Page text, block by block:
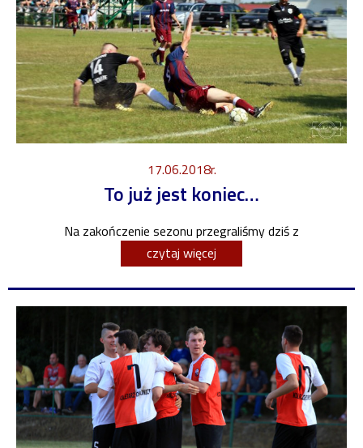
17.06.2018r.
To już jest koniec…
Na zakończenie sezonu przegraliśmy dziś z
czytaj więcej